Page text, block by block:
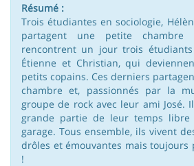
Résumé :
Trois étudiantes en sociologie,
partagent une petite chambre
rencontrent un jour trois
Étienne et Christian, qui
petits copains. Ces derniers
chambre et, passionnés par la
groupe de rock avec leur ami José.
grande partie de leur temps
garage. Tous ensemble, ils vivent
drôles et émouvantes mais toujours
!